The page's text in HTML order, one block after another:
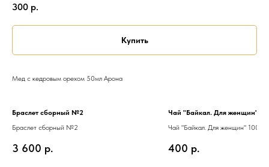
300 р.
Купить
Мед с кедровым орехом 50мл Арона
Браслет сборный №2
Браслет сборный №2
3 600 р.
Чай "Байкал. Для женщин"
Чай "Байкал. Для женщин" 100г
400 р.